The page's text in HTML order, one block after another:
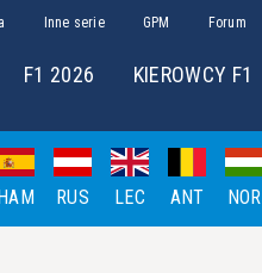
Inne serie GPM Forum
F1 2026 KIEROWCY F1
RUS LEC ANT NOR